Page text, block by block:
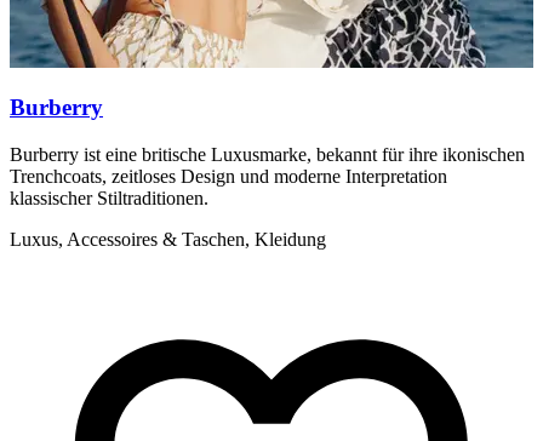
Burberry
Burberry ist eine britische Luxusmarke, bekannt für ihre ikonischen
Trenchcoats, zeitloses Design und moderne Interpretation
klassischer Stiltraditionen.
Luxus, Accessoires & Taschen, Kleidung